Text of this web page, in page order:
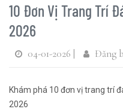
10 Đơn Vị Trang Trí
2026
04-01-2026 | Đăng
Khám phá 10 đơn vị trang trí
2026